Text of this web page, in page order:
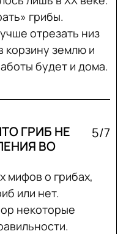
грибы.
отрезать низ
корзину землю и
будет и дома.
ГРИБ НЕ
ВО
5/7
мифов о грибах,
или нет.
некоторые